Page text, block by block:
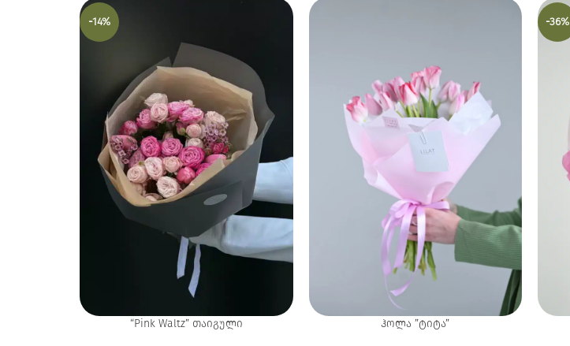
-14%
“Pink Waltz” თაიგული ჰოლა ”ტიტა”
-36%